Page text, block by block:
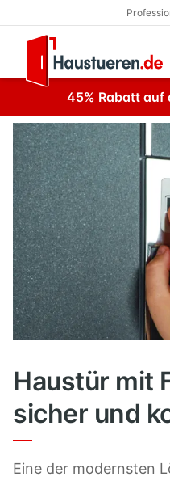
Zum
45% Rabatt auf
Haustür mit
sicher und
Eine der modernsten